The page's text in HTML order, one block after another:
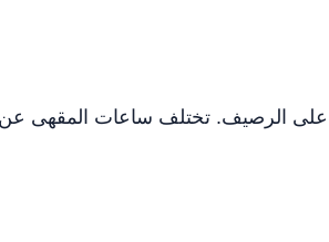
على الرصيف. تختلف ساعات المقهى